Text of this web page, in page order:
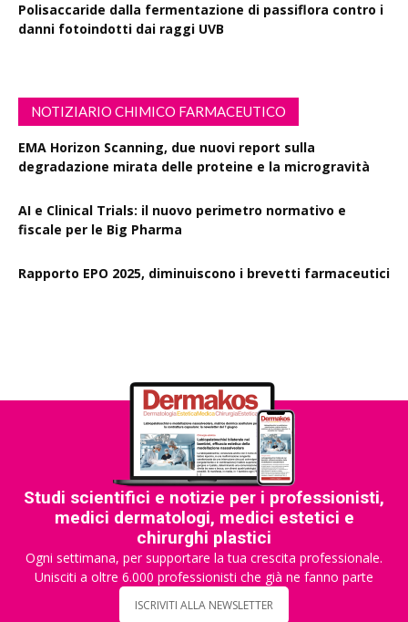
Polisaccaride dalla fermentazione di passiflora contro i
danni fotoindotti dai raggi UVB
NOTIZIARIO CHIMICO FARMACEUTICO
EMA Horizon Scanning, due nuovi report sulla
degradazione mirata delle proteine e la microgravità
AI e Clinical Trials: il nuovo perimetro normativo e
fiscale per le Big Pharma
Rapporto EPO 2025, diminuiscono i brevetti farmaceutici
Studi scientifici e notizie per i professionisti,
medici dermatologi, medici estetici e
chirurghi plastici
Ogni settimana, per supportare la tua crescita professionale.
Unisciti a oltre 6.000 professionisti che già ne fanno parte
ISCRIVITI ALLA NEWSLETTER